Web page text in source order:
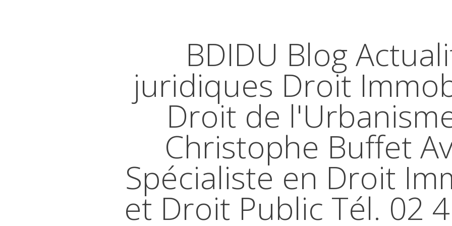
BDIDU Blog
juridiques Droit
Droit de
Christophe Buffet
Spécialiste en Droit
et Droit Public Tél. 02